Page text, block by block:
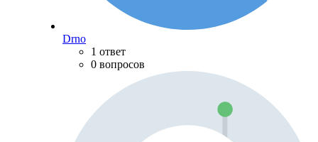
Drno
1 ответ
0 вопросов